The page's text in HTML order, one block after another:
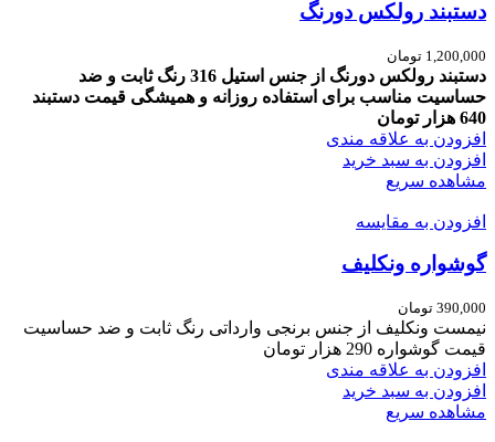
دستبند رولکس دورنگ
1,200,000 تومان
دستبند رولکس دورنگ از جنس استیل 316 رنگ ثابت و ضد
حساسیت مناسب برای استفاده روزانه و همیشگی قیمت دستبند
640 هزار تومان
افزودن به علاقه مندی
افزودن به سبد خرید
مشاهده سریع
افزودن به مقایسه
گوشواره ونکلیف
390,000 تومان
نیمست ونکلیف از جنس برنجی وارداتی رنگ ثابت و ضد حساسیت
قیمت گوشواره 290 هزار تومان
افزودن به علاقه مندی
افزودن به سبد خرید
مشاهده سریع